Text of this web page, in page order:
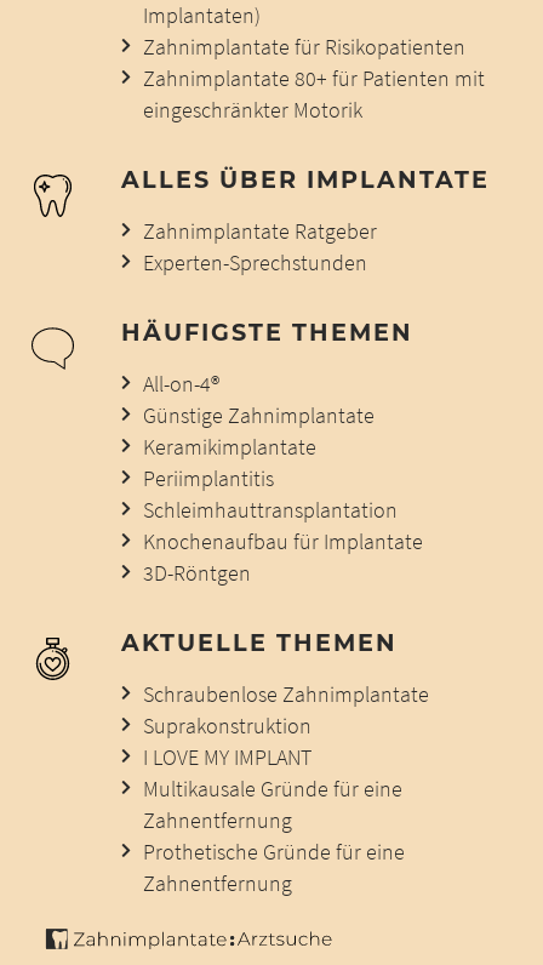
Implantaten)
Zahnimplantate für Risikopatienten
Zahnimplantate 80+ für Patienten mit
eingeschränkter Motorik
ALLES ÜBER IMPLANTATE
Zahnimplantate Ratgeber
Experten-Sprechstunden
HÄUFIGSTE THEMEN
All-on-4®
Günstige Zahnimplantate
Keramikimplantate
Periimplantitis
Schleimhauttransplantation
Knochenaufbau für Implantate
3D-Röntgen
AKTUELLE THEMEN
Schraubenlose Zahnimplantate
Suprakonstruktion
I LOVE MY IMPLANT
Multikausale Gründe für eine
Zahnentfernung
Prothetische Gründe für eine
Zahnentfernung